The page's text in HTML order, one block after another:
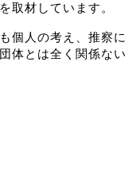
取材しています。
個人の考え、推察に
体とは全く関係ない